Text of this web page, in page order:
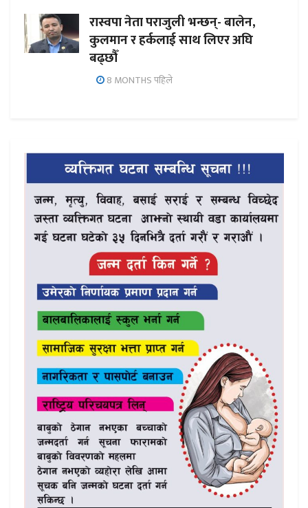
रास्वपा नेता पराजुली भन्छन्- बालेन,
कुलमान र हर्कलाई साथ लिएर अघि
बढ्छौँ
8 MONTHS पहिले